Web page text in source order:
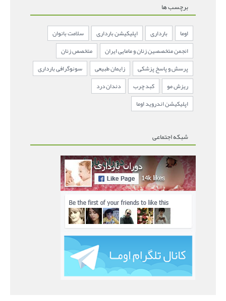
برچسب ها
اوما بارداری اپلیکیشن بارداری
سلامت بانوان
انجمن متخصصین زنان و مامایی ایران
متخصص زنان
پرسش و پاسخ پزشکی
زایمان طبیعی
سونوگرافی بارداری
ریزش مو
کبد چرب
دندان درد
اپلیکیشن اندروید اوما
شبکه اجتماعی